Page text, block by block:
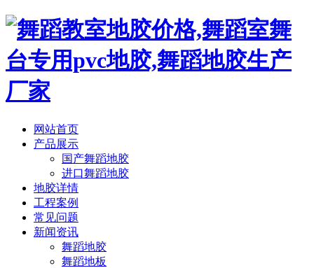
网站首页
产品展示
国产舞蹈地胶
进口舞蹈地胶
地胶详情
工程案例
常见问题
新闻资讯
舞蹈地胶
舞蹈地板